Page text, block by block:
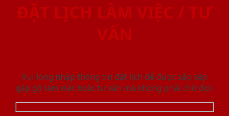
ĐẶT LỊCH LÀM VIỆC / TƯ
VẤN
Vui lòng nhập thông tin đặt lịch để được sắp xếp
gặp gỡ làm việc hoăc tư vấn mà không phải chờ đợi.